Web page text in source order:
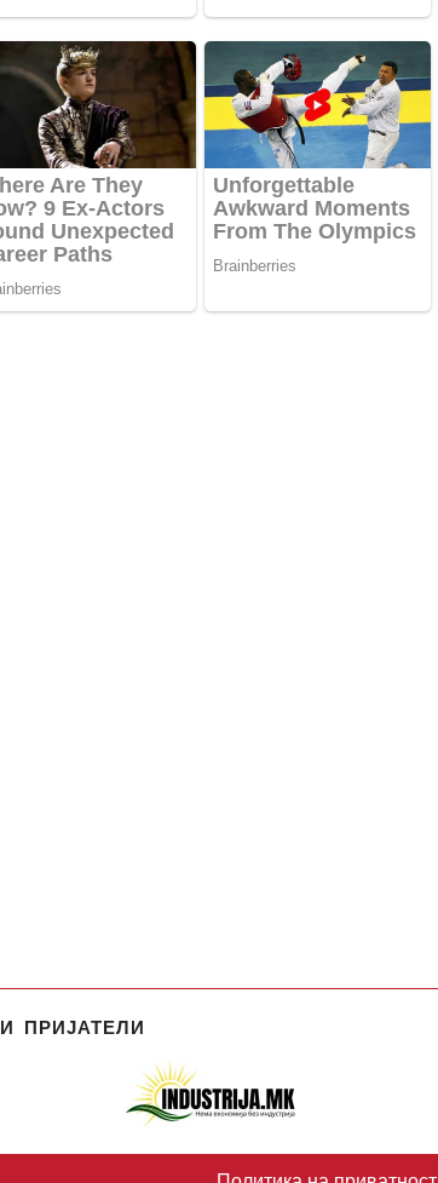
ПРИЈАТЕЛИ